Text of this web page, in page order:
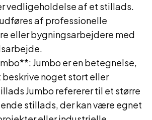
vedligeholdelse af et stillads.
af professionelle
eller bygningsarbejdere med
Jumbo er en betegnelse,
noget stort eller
Jumbo refererer til et større
stillads, der kan være egnet